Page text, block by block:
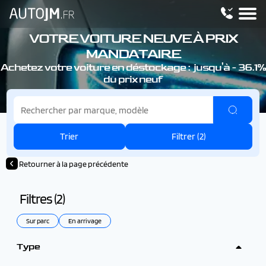
VOTRE VOITURE NEUVE À PRIX
MANDATAIRE
Achetez votre voiture en déstockage : jusqu'à - 36.1%
du prix neuf
Trier Filtrer (2)
Retourner à la page précédente
Filtres (2)
Sur parc En arrivage
Type